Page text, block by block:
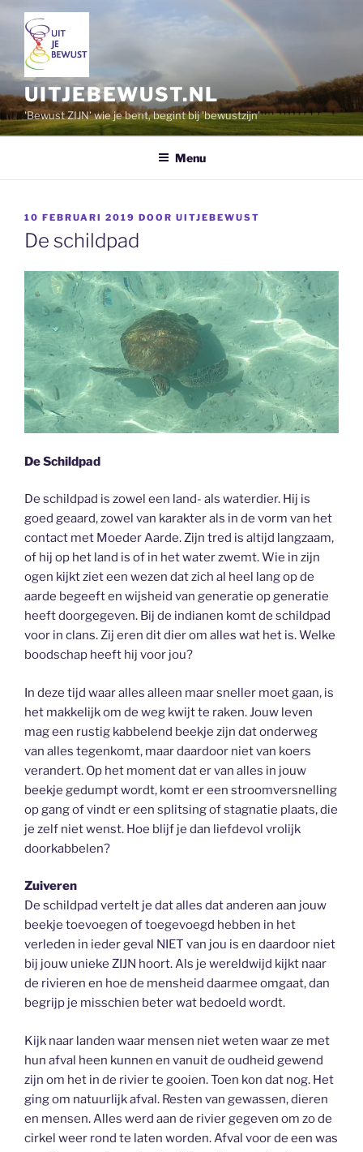
inhoud
UITJEBEWUST.NL
'Bewust ZIJN' wie je bent, begint bij 'bewustzijn'
Menu
GEPLAATST
OP
10 FEBRUARI 2019 DOOR UITJEBEWUST
De schildpad
De Schildpad
De schildpad is zowel een land- als waterdier. Hij is
goed geaard, zowel van karakter als in de vorm van het
contact met Moeder Aarde. Zijn tred is altijd langzaam,
of hij op het land is of in het water zwemt. Wie in zijn
ogen kijkt ziet een wezen dat zich al heel lang op de
aarde begeeft en wijsheid van generatie op generatie
heeft doorgegeven. Bij de indianen komt de schildpad
voor in clans. Zij eren dit dier om alles wat het is. Welke
boodschap heeft hij voor jou?
In deze tijd waar alles alleen maar sneller moet gaan, is
het makkelijk om de weg kwijt te raken. Jouw leven
mag een rustig kabbelend beekje zijn dat onderweg
van alles tegenkomt, maar daardoor niet van koers
verandert. Op het moment dat er van alles in jouw
beekje gedumpt wordt, komt er een stroomversnelling
op gang of vindt er een splitsing of stagnatie plaats, die
je zelf niet wenst. Hoe blijf je dan liefdevol vrolijk
doorkabbelen?
Zuiveren
De schildpad vertelt je dat alles dat anderen aan jouw
beekje toevoegen of toegevoegd hebben in het
verleden in ieder geval NIET van jou is en daardoor niet
bij jouw unieke ZIJN hoort. Als je wereldwijd kijkt naar
de rivieren en hoe de mensheid daarmee omgaat, dan
begrijp je misschien beter wat bedoeld wordt.
Kijk naar landen waar mensen niet weten waar ze met
hun afval heen kunnen en vanuit de oudheid gewend
zijn om het in de rivier te gooien. Toen kon dat nog. Het
ging om natuurlijk afval. Resten van gewassen, dieren
en mensen. Alles werd aan de rivier gegeven om zo de
cirkel weer rond te laten worden. Afval voor de een was